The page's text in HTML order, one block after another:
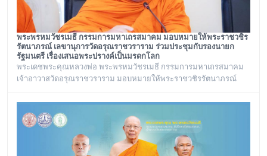
พระพรหมวัชรเมธี กรรมการมหาเถรสมาคม มอบหมายให้พระราชวชิร
รัตนาภรณ์ เลขานุการวัดอรุณราชวราราม ร่วมประชุมกับรองนายก
รัฐมนตรี เรื่องเสนอพระปรางค์เป็นมรดกโลก
พระเดชพระคุณหลวงพ่อ พระพรหมวัชรเมธี กรรมการมหาเถรสมาคม
เจ้าอาวาสวัดอรุณราชวราราม มอบหมายให้พระราชวชิรรัตนาภรณ์
รัฐมนตรี เรื่องเสนอพระปรางค์เป็นมรดกโลก ณ ทำเนียบรัฐบาล